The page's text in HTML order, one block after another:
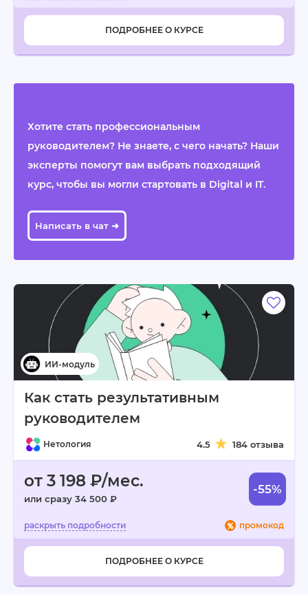
ПОДРОБНЕЕ О КУРСЕ
Хотите стать профессиональным
руководителем? Не знаете, с чего начать? Наши
эксперты помогут вам выбрать подходящий
курс, чтобы вы могли стартовать в Digital и IT.
Написать в чат ➜
Как стать результативным
руководителем
Нетология 4.5 184 отзыва
от 3 198 ₽/мес.
или сразу 34 500 ₽
-55%
промокод
ПОДРОБНЕЕ О КУРСЕ